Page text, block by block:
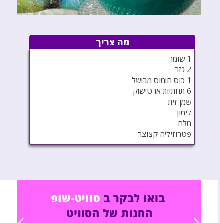
מה צריך
1 שומר
2 גזר
1 כוס חומוס מבושל
6 תחתיות ארטישוק
שמן זית
לימון
מלח
פטרוזיליה קצוצה